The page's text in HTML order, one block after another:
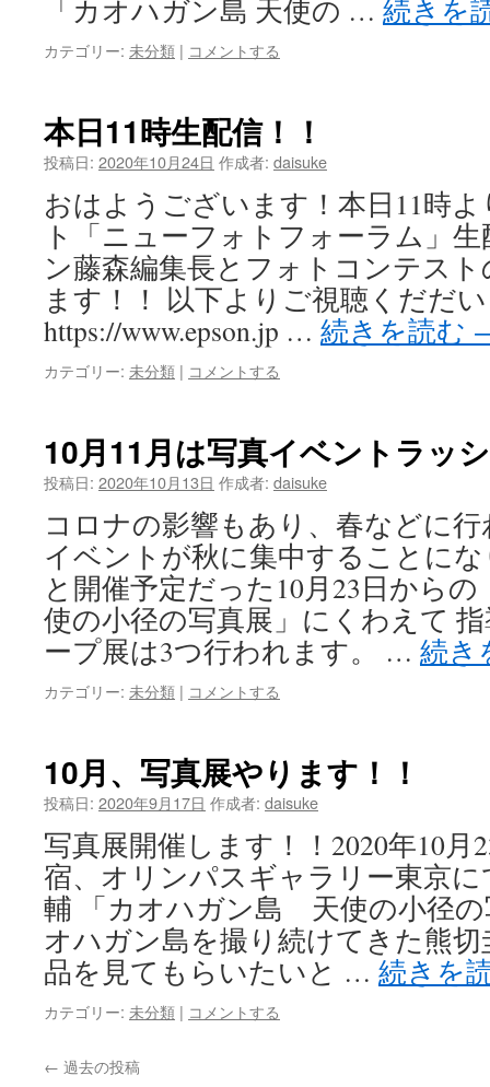
「カオハガン島 天使の … 続きを
カテゴリー: 未分類 | コメントする
本日11時生配信！！
投稿日: 2020年10月24日 作成者: daisuke
おはようございます！本日11時
ト「ニューフォトフォーラム」
ン藤森編集長とフォトコンテス
ます！！ 以下よりご視聴くだだ
https://www.epson.jp … 続きを読む
カテゴリー: 未分類 | コメントする
10月11月は写真イベントラッ
投稿日: 2020年10月13日 作成者: daisuke
コロナの影響もあり、春などに
イベントが秋に集中することに
と開催予定だった10月23日から
使の小径の写真展」にくわえて
ープ展は3つ行われます。 … 続き
カテゴリー: 未分類 | コメントする
10月、写真展やります！！
投稿日: 2020年9月17日 作成者: daisuke
写真展開催します！！2020年10月
宿、オリンパスギャラリー東京
輔 「カオハガン島 天使の小径の
オハガン島を撮り続けてきた熊
品を見てもらいたいと … 続きを
カテゴリー: 未分類 | コメントする
← 過去の投稿